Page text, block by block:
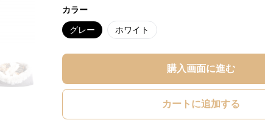
カラー
グレー ホワイト
購入画面に進む
カートに追加する